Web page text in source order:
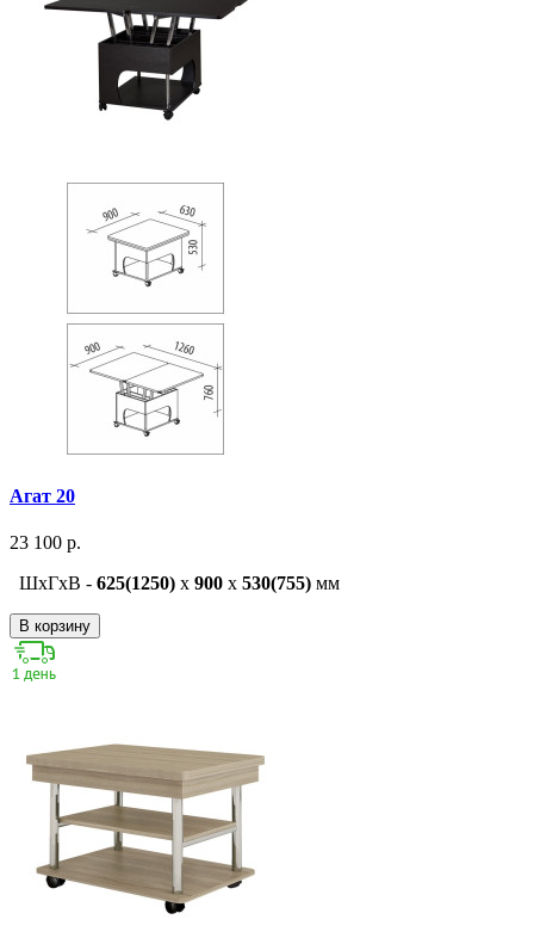
Агат 20
23 100 р.
ШxГxВ - 625(1250) x 900 x 530(755) мм
В корзину